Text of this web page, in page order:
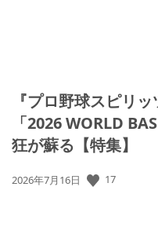
『プロ野球スピリ
「2026 WORLD
狂が蘇る【特集】
公
2026年7月16日 17